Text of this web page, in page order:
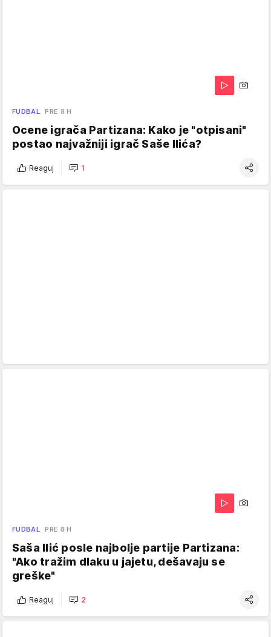
FUDBAL PRE 8 H
Ocene igrača Partizana: Kako je "otpisani"
postao najvažniji igrač Saše Ilića?
Reaguj 1
FUDBAL PRE 8 H
Saša Ilić posle najbolje partije Partizana:
"Ako tražim dlaku u jajetu, dešavaju se
greške"
Reaguj 2